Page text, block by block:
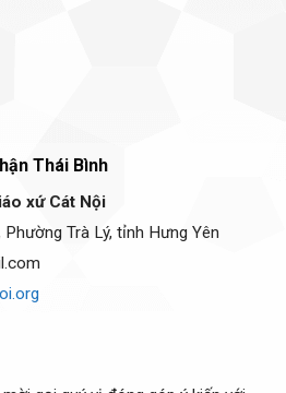
Thái Bình
xứ Cát Nội
Trà Lý, tỉnh Hưng Yên